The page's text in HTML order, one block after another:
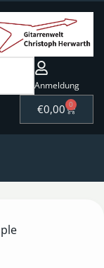
Anmeldung
€0,00 0